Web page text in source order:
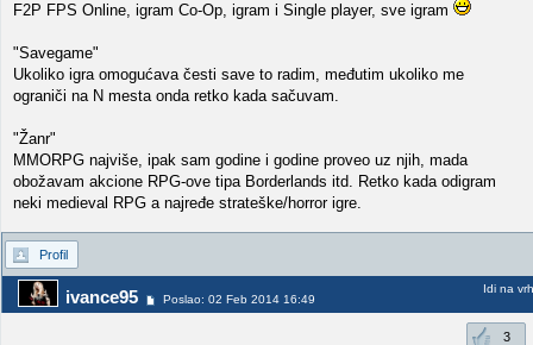
F2P FPS Online, igram Co-Op, igram i Single player, sve igram
"Savegame"
Ukoliko igra omogućava česti save to radim, međutim ukoliko me
ograniči na N mesta onda retko kada sačuvam.
"Žanr"
MMORPG najviše, ipak sam godine i godine proveo uz njih, mada
obožavam akcione RPG-ove tipa Borderlands itd. Retko kada odigram
neki medieval RPG a najređe strateške/horror igre.
Profil
ivance95 Poslao: 02 Feb 2014 16:49
Idi na vrh
3